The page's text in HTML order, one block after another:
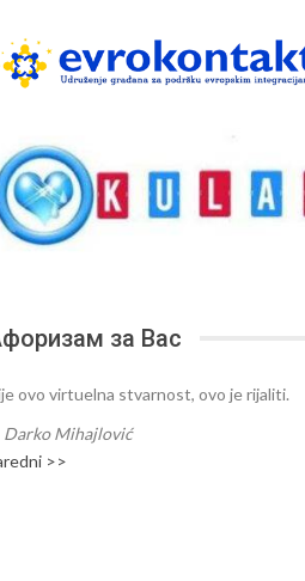
за Вас
ovo virtuelna stvarnost, ovo je rijaliti.
Darko Mihajlović
>>